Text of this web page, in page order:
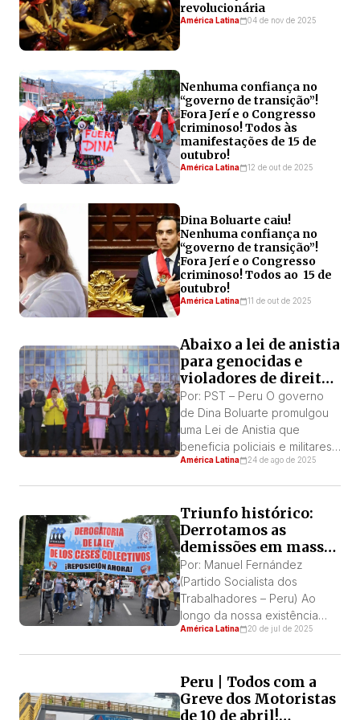
revolucionária
América Latina 04 de nov de 2025
Nenhuma confiança no
“governo de transição”!
Fora Jerí e o Congresso
criminoso! Todos às
manifestações de 15 de
outubro!
América Latina 12 de out de 2025
Dina Boluarte caiu!
Nenhuma confiança no
“governo de transição”!
Fora Jerí e o Congresso
criminoso! Todos ao 15 de
outubro!
América Latina 11 de out de 2025
Abaixo a lei de anistia
para genocidas e
violadores de direitos
humanos! Fora Dina
assassina e seu
Congresso corrupto!
Por: PST – Peru O governo
de Dina Boluarte promulgou
uma Lei de Anistia que
beneficia policiais e militares
acusados ​​de violações de
chamada “luta contra o
terrorismo”. A promulgação
ocorreu em uma cerimônia
com a presença das
bancadas Fujimoristas,
Renovação Popular, Avanza
País […]
América Latina 24 de ago de 2025
Triunfo histórico:
Derrotamos as
demissões em massa
na Celima!
Por: Manuel Fernández
(Partido Socialista dos
Trabalhadores – Peru) Ao
longo da nossa existência
como sindicato,
demissões coletivas e seu
apêndice, a suspensão
perfeita de trabalhos, tem
América Latina 20 de jul de 2025
Peru | Todos com a
Greve dos Motoristas
de 10 de abril!